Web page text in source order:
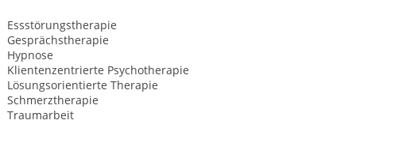
Essstörungstherapie
Gesprächstherapie
Hypnose
Klientenzentrierte Psychotherapie
Lösungsorientierte Therapie
Schmerztherapie
Traumarbeit